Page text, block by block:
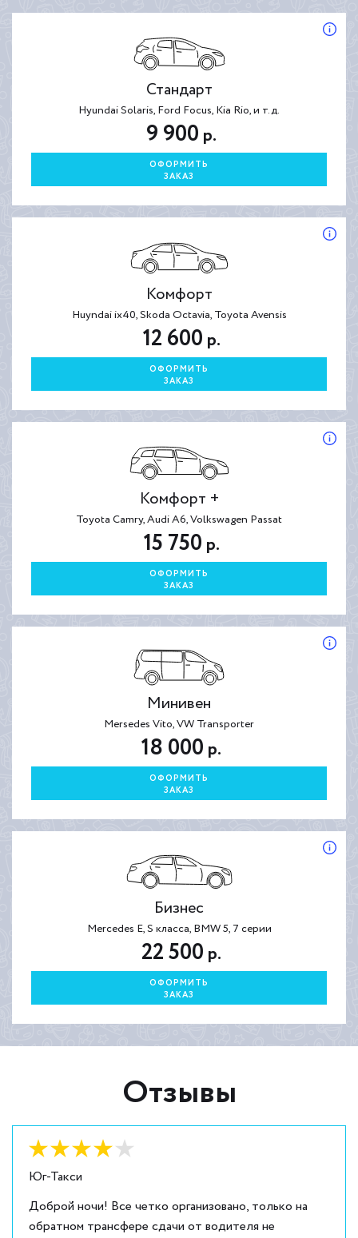
Стандарт
Hyundai Solaris, Ford Focus, Kia Rio, и т.д.
9 900 р.
ОФОРМИТЬ
ЗАКАЗ
Комфорт
Huyndai ix40, Skoda Octavia, Toyota Avensis
12 600 р.
ОФОРМИТЬ
ЗАКАЗ
Комфорт +
Toyota Camry, Audi A6, Volkswagen Passat
15 750 р.
ОФОРМИТЬ
ЗАКАЗ
Минивен
Mersedes Vito, VW Transporter
18 000 р.
ОФОРМИТЬ
ЗАКАЗ
Бизнес
Mercedes E, S класса, BMW 5, 7 серии
22 500 р.
ОФОРМИТЬ
ЗАКАЗ
Отзывы
Юг-Такси
Оценка: 4
Доброй ночи! Все четко организовано, только на
обратном трансфере сдачи от водителя не